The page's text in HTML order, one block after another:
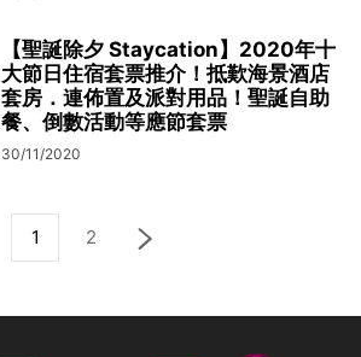
【聖誕除夕 Staycation】2020年十
大節日住宿套票推介！抵歎海景酒店
套房．連佈置及派對用品！聖誕自助
餐、倒數活動等應節套票
30/11/2020
1 2